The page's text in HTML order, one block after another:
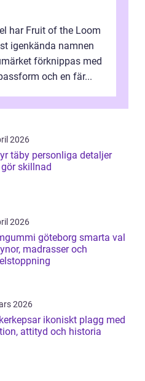
har Fruit of the Loom
igenkända namnen
förknippas med
och en fär...
2026
detaljer
skillnad
2026
göteborg smarta val
madrasser och
2026
ikoniskt plagg med
attityd och historia